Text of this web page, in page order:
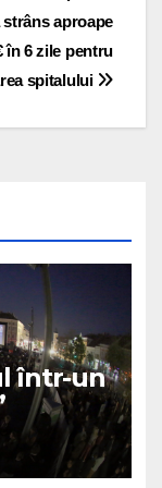
strâns aproape
în 6 zile pentru
spitalului
într-un